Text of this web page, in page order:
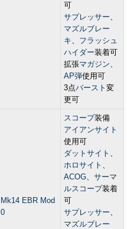
可
サプレッサー、
マズルブレー
キ、 フラッシュ
ハイダー装着可
拡張マガジン、
AP弾使用可
3点バースト 変
更可
Mk14 EBR Mod
0
スコープ装備
アイアンサイト
使用可
ダットサイト 、
ホロサイト 、
ACOG、 サーマ
ルスコープ装着
可
サプレッサー、
マズルブレー